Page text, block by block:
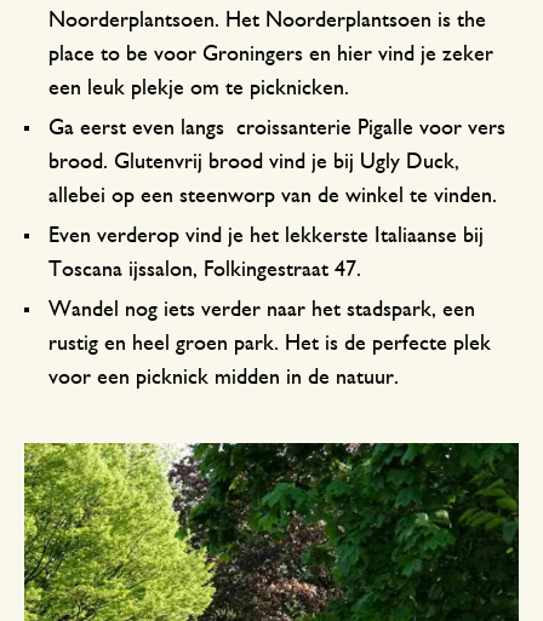
Noorderplantsoen. Het Noorderplantsoen is the
place to be voor Groningers en hier vind je zeker
een leuk plekje om te picknicken.
Ga eerst even langs croissanterie Pigalle voor vers
brood. Glutenvrij brood vind je bij Ugly Duck,
allebei op een steenworp van de winkel te vinden.
Even verderop vind je het lekkerste Italiaanse bij
Toscana ijssalon, Folkingestraat 47.
Wandel nog iets verder naar het stadspark, een
rustig en heel groen park. Het is de perfecte plek
voor een picknick midden in de natuur.